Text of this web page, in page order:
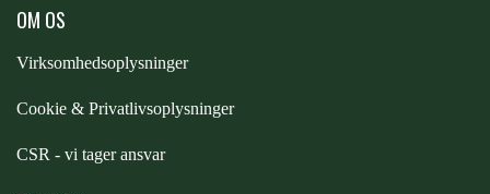
OM OS
Virksomhedsoplysninger
Cookie & Privatlivsoplysninger
CSR - vi tager ansvar